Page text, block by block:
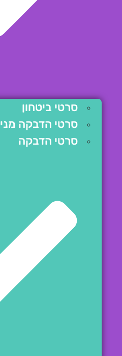
סרטי ביטחון
סרטי הדבקה מנייר
סרטי הדבקה